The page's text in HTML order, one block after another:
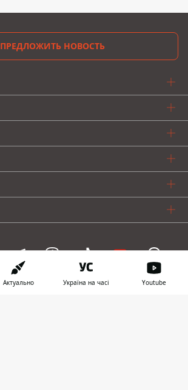
ПРЕДЛОЖИТЬ НОВОСТЬ
Актуально Україна на часі Youtube